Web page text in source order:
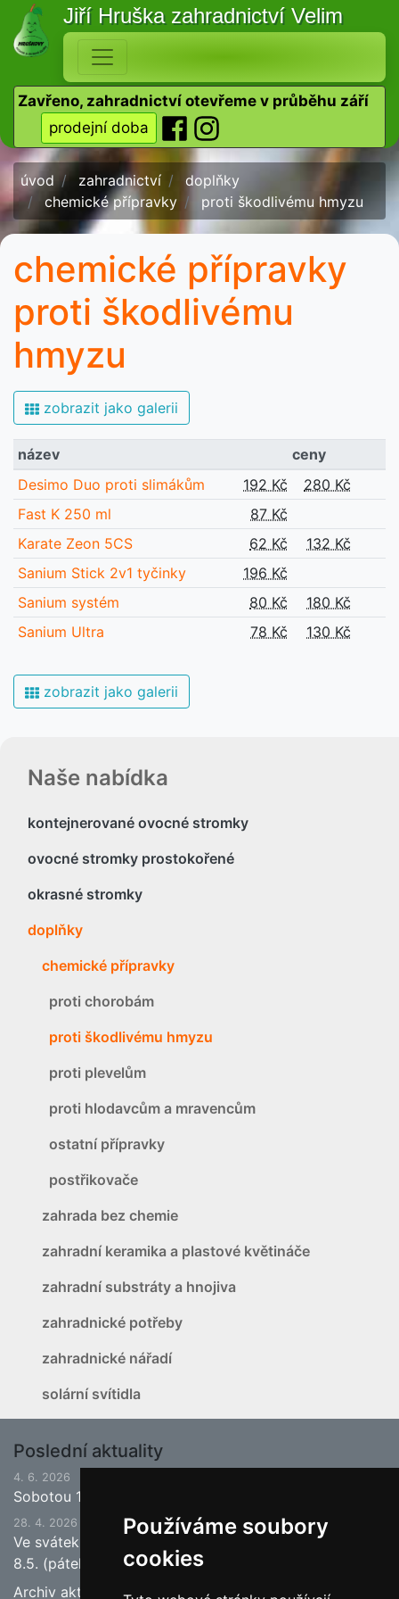
Používáme soubory
cookies
Jiří Hruška zahradnictví Velim
Zavřeno, zahradnictví otevřeme v průběhu září
prodejní doba
úvod zahradnictví
doplňky
chemické přípravky
proti škodlivému hmyzu
Naše nabídka
kontejnerované ovocné stromky
ovocné stromky prostokořené
okrasné stromky
doplňky
chemické přípravky
proti chorobám
proti škodlivému hmyzu
proti plevelům
proti hlodavcům a mravencům
ostatní přípravky
postřikovače
zahrada bez chemie
zahradní keramika a plastové květináče
zahradní substráty a hnojiva
zahradnické potřeby
zahradnické nářadí
solární svítidla
chemické přípravky
proti škodlivému
hmyzu
zobrazit jako galerii
název
ceny
Desimo Duo proti slimákům
192 Kč
280 Kč
Fast K 250 ml
87 Kč
Karate Zeon 5CS
62 Kč
132 Kč
Sanium Stick 2v1 tyčinky
196 Kč
Sanium systém
80 Kč
180 Kč
Sanium Ultra
78 Kč 130 Kč
zobrazit jako galerii
Poslední aktuality
4. 6. 2026
Sobotou 13.6.2026 bude ukončena jarní sezona.
28. 4. 2026
Ve svátek 1.5. (pátek) bude naše prodejna zavřena a
8.5. (pátek) bude otevřeno.
Archiv aktualit